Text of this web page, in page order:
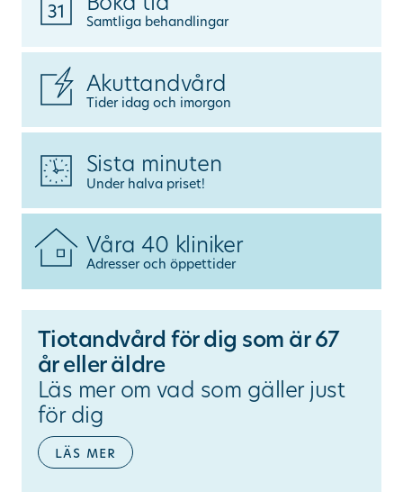
Remiss
Ändra/avboka tid
Sök
other languages
Samtliga behandlingar
Akuttandvård
Tider idag och imorgon
Sista minuten
Under halva priset!
Våra 40 kliniker
Adresser och öppettider
Tiotandvård för dig som är 67
år eller äldre
Läs mer om vad som gäller just
för dig
läs mer